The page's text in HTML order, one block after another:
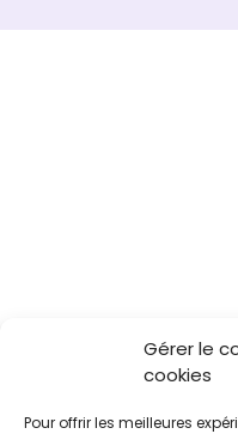
Gérer le
cookies
Pour offrir les meilleures